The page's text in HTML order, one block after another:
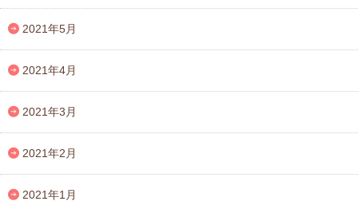
2021年5月
2021年4月
2021年3月
2021年2月
2021年1月